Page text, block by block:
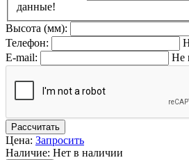
данные!
Высота (мм):
Телефон:
E-mail:
Не
Рассчитать
Цена: Запросить
Наличие: Нет в наличии